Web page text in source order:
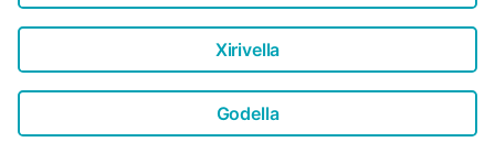
Xirivella
Godella